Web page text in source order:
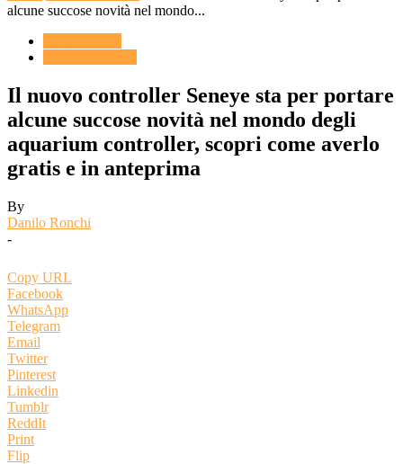
alcune succose novità nel mondo...
Il nuovo controller Seneye sta per portare
alcune succose novità nel mondo degli
aquarium controller, scopri come averlo
gratis e in anteprima
By
Danilo Ronchi
-
Copy URL
Facebook
WhatsApp
Telegram
Email
Twitter
Pinterest
Linkedin
Tumblr
ReddIt
Print
Flip